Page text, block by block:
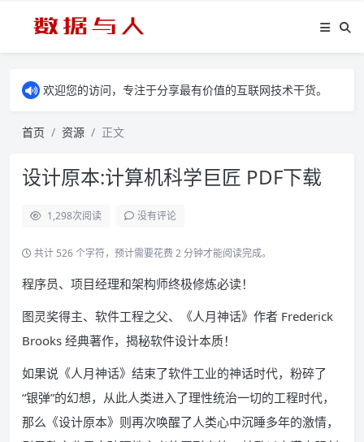
欢迎您的访问，专注于分享最有价值的互联网技术干货。
首页 资源 正文
设计原本:计算机科学巨匠 PDF下载
1,298次阅读 没有评论
共计 526 个字符，预计需要花费 2 分钟才能阅读完成。
程序员、项目经理和架构师终极修炼必读！
图灵奖得主、软件工程之父、《人月神话》作者 Frederick
Brooks 经典著作，揭秘软件设计本质！
如果说《人月神话》结束了软件工业的神话时代，粉碎了
“银弹”的幻想，从此人类进入了理性统治一切的工程时代，
那么《设计原本》则再次唤醒了人类心中沉睡多年的激情，